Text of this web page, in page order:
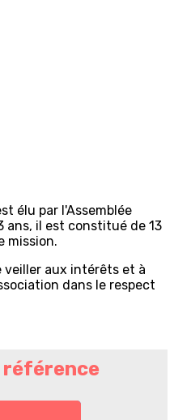
élu par l'Assemblée
ans, il est constitué de 13
mission.
veiller aux intérêts et à
dans le respect
référence